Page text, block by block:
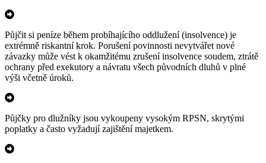
Půjčit si peníze během probíhajícího oddlužení (insolvence) je
extrémně riskantní krok. Porušení povinnosti nevytvářet nové
závazky může vést k okamžitému zrušení insolvence soudem, ztrátě
ochrany před exekutory a návratu všech původních dluhů v plné
výši včetně úroků.
Půjčky pro dlužníky jsou vykoupeny vysokým RPSN, skrytými
poplatky a často vyžadují zajištění majetkem.